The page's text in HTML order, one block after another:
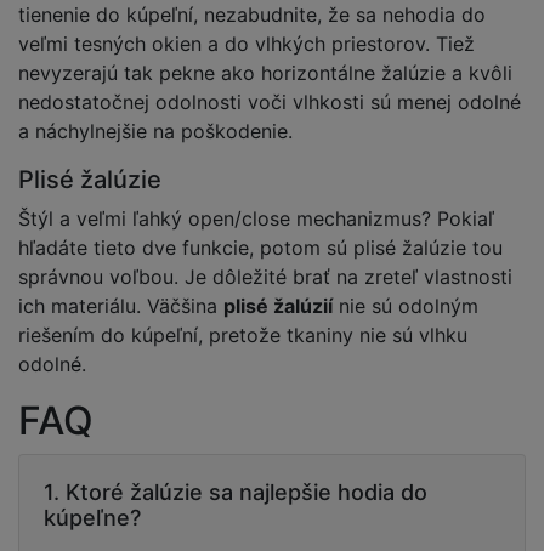
tienenie do kúpeľní, nezabudnite, že sa nehodia do
veľmi tesných okien a do vlhkých priestorov. Tiež
nevyzerajú tak pekne ako horizontálne žalúzie a kvôli
nedostatočnej odolnosti voči vlhkosti sú menej odolné
a náchylnejšie na poškodenie.
Plisé žalúzie
Štýl a veľmi ľahký open/close mechanizmus? Pokiaľ
hľadáte tieto dve funkcie, potom sú plisé žalúzie tou
správnou voľbou. Je dôležité brať na zreteľ vlastnosti
ich materiálu. Väčšina plisé žalúziínie sú odolným
riešením do kúpeľní, pretože tkaniny nie sú vlhku
odolné.
FAQ
1. Ktoré žalúzie sa najlepšie hodia do
kúpeľne?